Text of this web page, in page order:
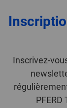
Inscrivez-